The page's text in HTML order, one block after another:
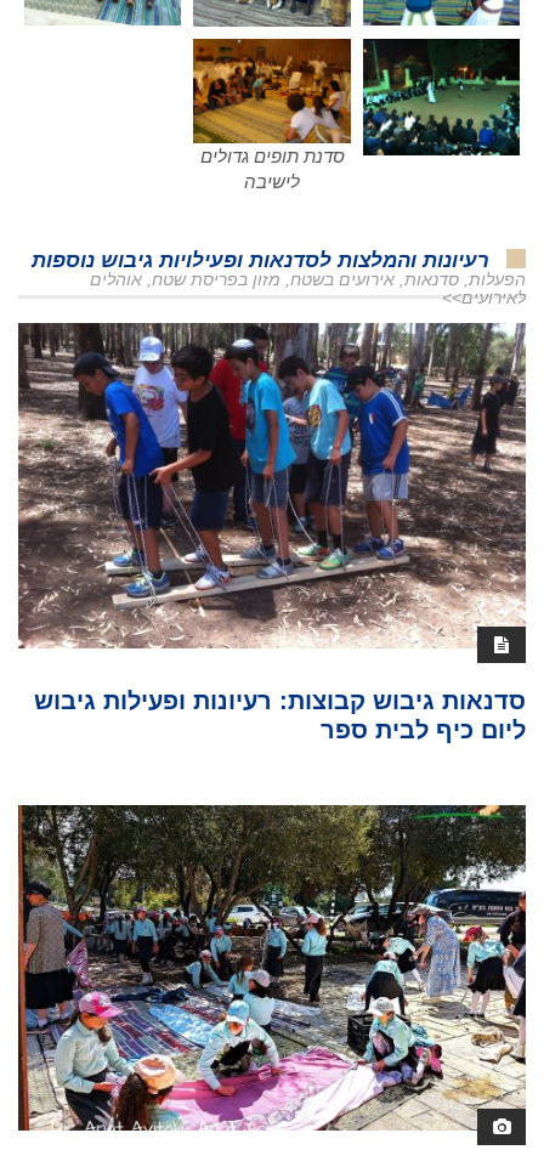
סדנת תופים גדולים
לישיבה
רעיונות והמלצות לסדנאות ופעילויות גיבוש נוספות
הפעלות, סדנאות, אירועים בשטח, מזון בפריסת שטח, אוהלים
לאירועים>>
סדנאות גיבוש קבוצות: רעיונות ופעילות גיבוש
ליום כיף לבית ספר